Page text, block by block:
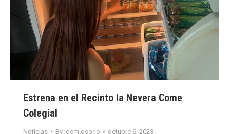
Estrena en el Recinto la Nevera Come
Colegial
Noticias By idem.osorio octubre 6, 2023